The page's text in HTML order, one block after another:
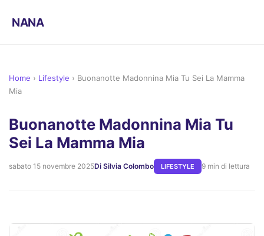
NANA
Home › Lifestyle › Buonanotte Madonnina Mia Tu Sei La Mamma
Mia
Buonanotte Madonnina Mia Tu
Sei La Mamma Mia
sabato 15 novembre 2025Di Silvia Colombo LIFESTYLE 9 min di lettura